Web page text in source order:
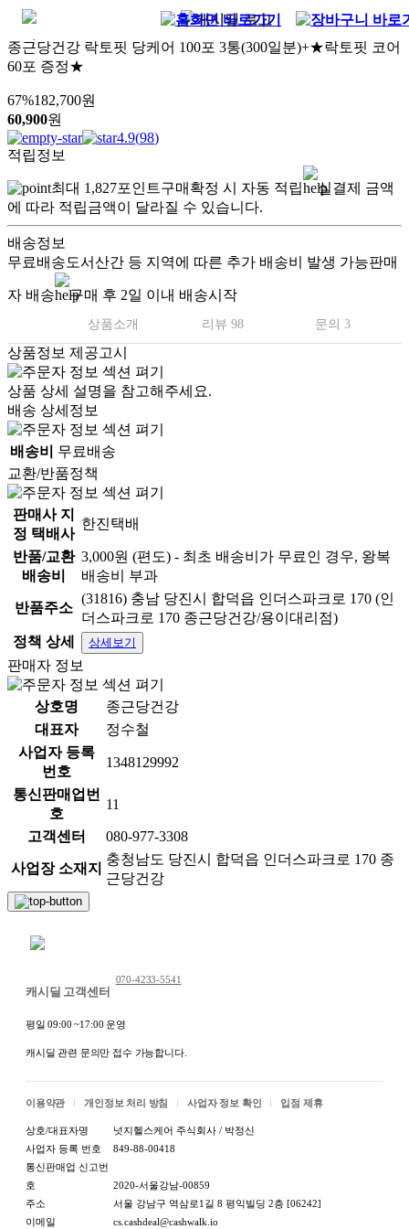
종근당건강 락토핏 당케어 100포 3통(300일분)+★락토핏 코어
60포 증정★
67%182,700원
60,900원
4.9(98)
적립정보
최대 1,827포인트구매확정 시 자동 적립
실결제 금액
에 따라 적립금액이 달라질 수 있습니다.
배송정보
무료배송도서산간 등 지역에 따른 추가 배송비 발생 가능판매
자 배송 구매 후 2일 이내 배송시작
상품소개 리뷰 98 문의 3
상품정보 제공고시
상품 상세 설명을 참고해주세요.
배송 상세정보
배송비
무료배송
교환/반품정책
판매사 지
정 택배사
한진택배
반품/교환
배송비
3,000원 (편도) - 최초 배송비가 무료인 경우, 왕복
배송비 부과
반품주소
(31816) 충남 당진시 합덕읍 인더스파크로 170 (인
더스파크로 170 종근당건강/용이대리점)
정책 상세
상세보기
판매자 정보
상호명
종근당건강
대표자
정수철
사업자 등록
번호
1348129992
통신판매업번
호
11
고객센터 080-977-3308
사업장 소재지
충청남도 당진시 합덕읍 인더스파크로 170 종
근당건강
캐시딜 고객센터
070-4233-5541
평일 09:00 ~17:00 운영
캐시딜 관련 문의만 접수 가능합니다.
이용약관 개인정보 처리 방침 사업자 정보 확인 입점 제휴
상호/대표자명
넛지헬스케어 주식회사 / 박정신
사업자 등록 번호
849-88-00418
통신판매업 신고번
호
2020-서울강남-00859
주소
서울 강남구 역삼로1길 8 평익빌딩 2층 [06242]
이메일
cs.cashdeal@cashwalk.io